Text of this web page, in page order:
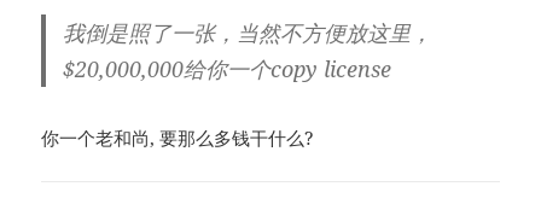
我倒是照了一张，当然不方便放这里，
$20,000,000给你一个copy license
你一个老和尚, 要那么多钱干什么?